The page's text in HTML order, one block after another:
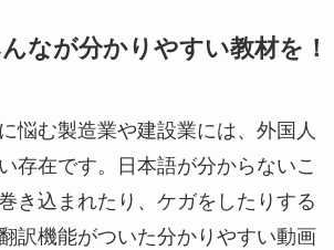
なが分かりやすい教材を！
悩む製造業や建設業には、外国人
存在です。日本語が分からないこ
き込まれたり、ケガをしたりする
訳機能がついた分かりやすい動画